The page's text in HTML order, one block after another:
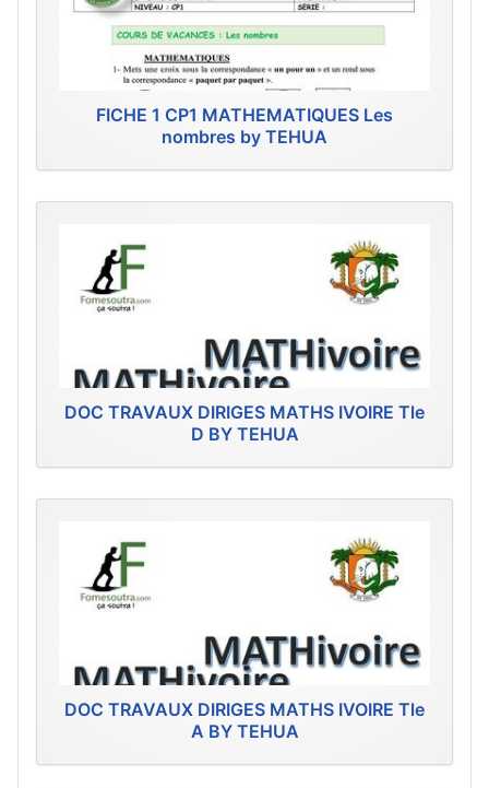
FICHE 1 CP1 MATHEMATIQUES Les
nombres by TEHUA
DOC TRAVAUX DIRIGES MATHS IVOIRE Tle
D BY TEHUA
DOC TRAVAUX DIRIGES MATHS IVOIRE Tle
A BY TEHUA